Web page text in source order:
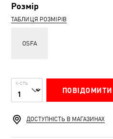
Розмір
ТАБЛИЦЯ РОЗМІРІВ
OSFA
К-СТЬ
ДОСТУПНІСТЬ В МАГАЗИНАХ